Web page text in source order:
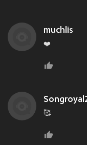
muchlis
❤️
🥰